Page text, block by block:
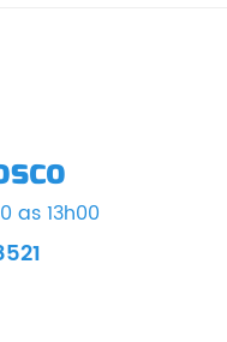
as 13h00